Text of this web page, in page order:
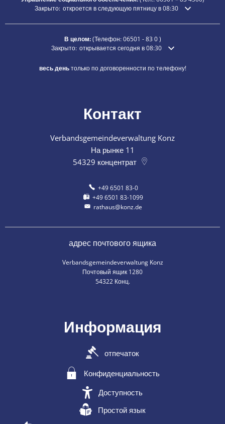
Нажмите, чтобы скрыть дополнительное время открытия или
Закрыто: откроется в следующую пятницу в 08:30
В целом:(Телефон:06501 - 83 0)
Нажмите, чтобы скрыть дополнительное время открытия
Закрыто: открывается сегодня в 08:30
весь деньтолько по договоренности по телефону!
Контакт
Verbandsgemeindeverwaltung Konz
На рынке 11
54329 концентрат
+49 6501 83-0
+49 6501 83-1099
rathaus@konz.de
адрес почтового ящика
Verbandsgemeindeverwaltung Konz
Почтовый ящик 1280
54322 Конц.
Информация
отпечаток
Конфиденциальность
Доступность
Простой язык